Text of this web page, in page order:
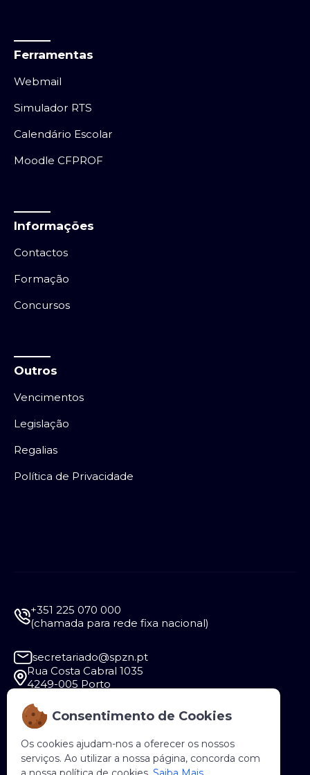
Consentimento de Cookies
Os cookies ajudam-nos a oferecer os nossos
serviços. Ao utilizar a nossa página, concorda com
Ferramentas
Webmail
Simulador RTS
Calendário Escolar
Moodle CFPROF
Informações
Contactos
Formação
Concursos
Outros
Vencimentos
Legislação
Regalias
Política de Privacidade
+351 225 070 000
(chamada para rede fixa nacional)
secretariado@spzn.pt
Rua Costa Cabral 1035
4249-005 Porto
Segunda a Sexta - 9:30 às 12:30 e das 14:00 às
18:00